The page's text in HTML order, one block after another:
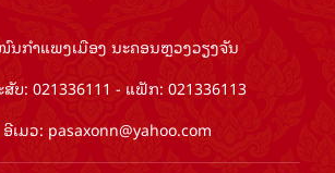
ນກຳແພງເມືອງ ນະຄອນຫຼວງວຽງຈັນ
ບ: 021336111 - ແຟັກ: 021336113
ອີເມວ: pasaxonn@yahoo.com